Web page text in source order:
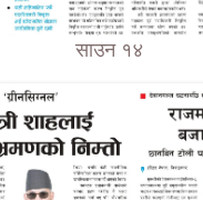
साउन १४